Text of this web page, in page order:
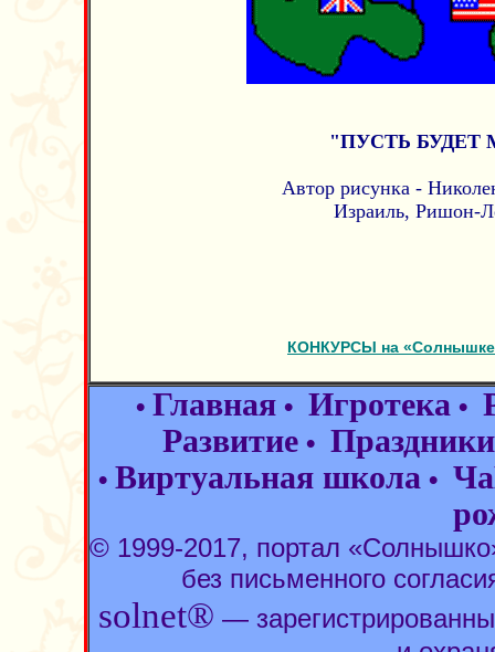
"ПУСТЬ БУДЕТ
Автор рисунка -
Израиль, Ришон-
КОНКУРСЫ на
• Главная • Игротека •
Развитие• Праздники
• Виртуальная школа •
© 1999-2017, портал
без письменного
solnet® —